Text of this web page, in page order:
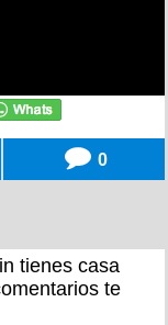
0
tienes casa
te